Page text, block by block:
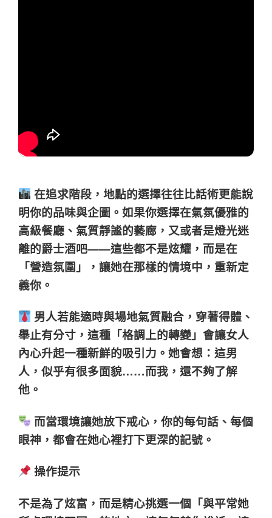
在追求階段，地點的選擇往往比話術更能說
明你的品味與企圖。如果你選擇在氣氛優雅的
高級餐廳、氣質靜謐的藝廊，又或者是燈光迷
離的爵士酒吧——這些都不是炫耀，而是在
「營造氛圍」，讓她在那樣的情境中，重新定
義你。
男人若能適時與場地氣質融合，穿著得體、
舉止有分寸，這種「格調上的轉變」會讓女人
內心升起一種新鮮的吸引力。她會想：這男
人，似乎有很多面貌……而我，還不夠了解
他。
而當環境讓她放下戒心，你的每句話、每個
眼神，都會在她心裡打下更深的記號。
操作提示
不是為了炫富，而是精心挑選一個「與平常她